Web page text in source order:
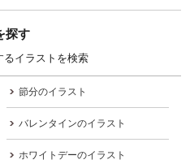
探す
るイラストを検索
節分のイラスト
バレンタインのイラスト
ホワイトデーのイラスト